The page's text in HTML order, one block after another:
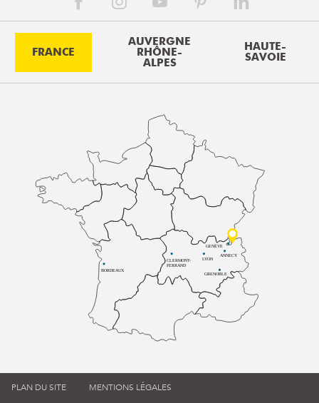
FRANCE
AUVERGNE
RHÔNE-
ALPES
HAUTE-
SAVOIE
BORDEAUX
CLERMONT-
FERRAND
LYON
ANNECY
GRENOBLE
GENÈVE
PLAN DU SITE MENTIONS LÉGALES